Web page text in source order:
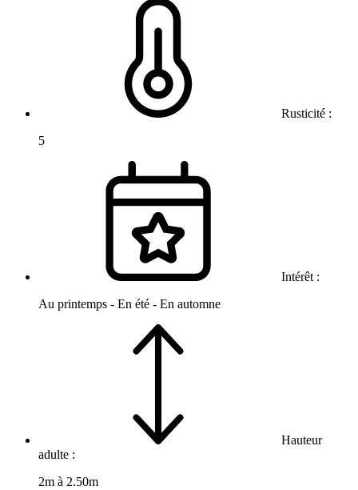
Rusticité :
5
Intérêt :
Au printemps - En été - En automne
Hauteur
adulte :
2m à 2.50m